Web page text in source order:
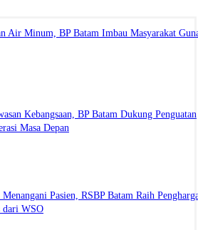
Air Minum, BP Batam Imbau Masyarakat
Kebangsaan, BP Batam Dukung Penguatan
Masa Depan
Pasien, RSBP Batam Raih
dari WSO